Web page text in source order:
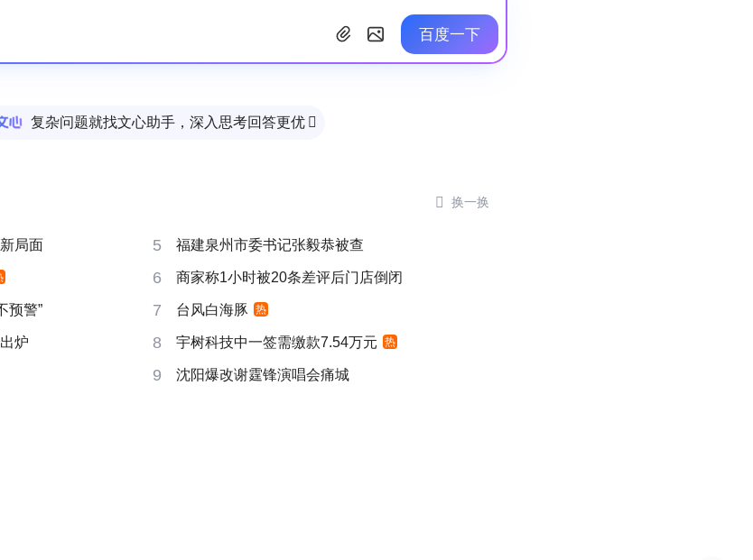
百度一下
复杂问题就找文心助手，深入思考回答更优 
 换一换
局面 5 福建泉州市委书记张毅恭被查
6 商家称1小时被20条差评后门店倒闭
预警” 7 台风白海豚 热
炉 8 宇树科技中一签需缴款7.54万元 热
9 沈阳爆改谢霆锋演唱会痛城